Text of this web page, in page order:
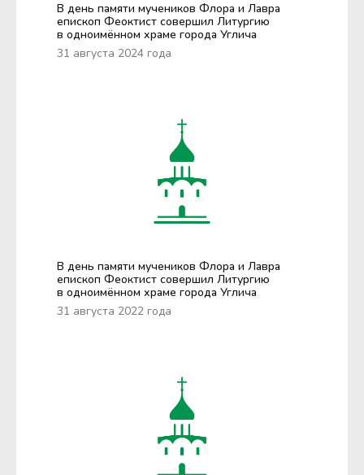
В день памяти мучеников Флора и Лавра
епископ Феоктист совершил Литургию
в одноимённом храме города Углича
31 августа 2024 года
В день памяти мучеников Флора и Лавра
епископ Феоктист совершил Литургию
в одноимённом храме города Углича
31 августа 2022 года